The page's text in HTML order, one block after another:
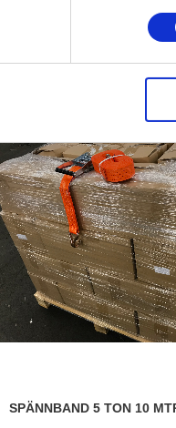
SPÄNNBAND 5 TON 10